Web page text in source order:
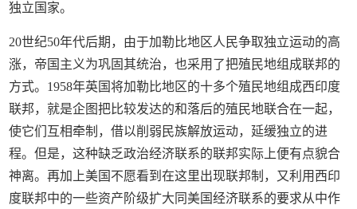
独立国家。
20世纪50年代后期，由于加勒比地区人民争取独立运动的高
涨，帝国主义为巩固其统治，也采用了把殖民地组成联邦的
方式。1958年英国将加勒比地区的十多个殖民地组成西印度
联邦，就是企图把比较发达的和落后的殖民地联合在一起，
使它们互相牵制，借以削弱民族解放运动，延缓独立的进
程。但是，这种缺乏政治经济联系的联邦实际上便有点貌合
神离。再加上美国不愿看到在这里出现联邦制，又利用西印
度联邦中的一些资产阶级扩大同美国经济联系的要求从中作